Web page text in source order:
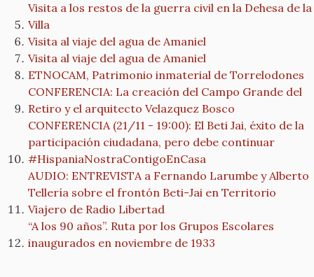
Visita a los restos de la guerra civil en la Dehesa de la
Villa
Visita al viaje del agua de Amaniel
Visita al viaje del agua de Amaniel
ETNOCAM, Patrimonio inmaterial de Torrelodones
CONFERENCIA: La creación del Campo Grande del
Retiro y el arquitecto Velazquez Bosco
CONFERENCIA (21/11 - 19:00): El Beti Jai, éxito de la
participación ciudadana, pero debe continuar
#HispaniaNostraContigoEnCasa
AUDIO: ENTREVISTA a Fernando Larumbe y Alberto
Tellería sobre el frontón Beti-Jai en Territorio
Viajero de Radio Libertad
“A los 90 años”. Ruta por los Grupos Escolares
inaugurados en noviembre de 1933